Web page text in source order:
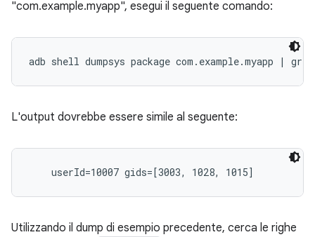
"com.example.myapp", esegui il seguente comando:
L'output dovrebbe essere simile al seguente:
Utilizzando il dump di esempio precedente, cerca le righe